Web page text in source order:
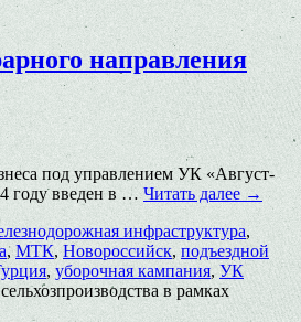
направления
под управлением УК «Август-
году введен в …Читать далее →
инфраструктура,
,МТК,Новороссийск, подъездной
,уборочная кампания, УК
в рамках